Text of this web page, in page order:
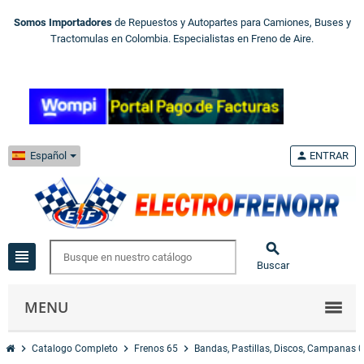
Somos Importadores de Repuestos y Autopartes para Camiones, Buses y
Tractomulas en Colombia. Especialistas en Freno de Aire.
Español
view_headline 
Buscar
person ENTRAR
MENU
chevron_right Catalogo Completo chevron_right Frenos 65 chevron_right Bandas, Pastillas, Discos, Campanas